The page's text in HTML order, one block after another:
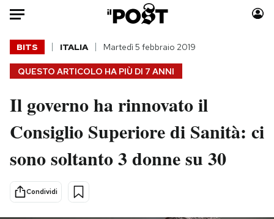
Auto
HOME
Italia
Politica
Tecnologia
Scienza
Moda
Consumismi
Storie/Idee
QUESTO ARTICOLO HA PIÙ DI 7 ANNI
BITS ITALIA Martedì 5 febbraio 2019
Il governo ha rinnovato il
Consiglio Superiore di Sanità: ci
sono soltanto 3 donne su 30
Condividi